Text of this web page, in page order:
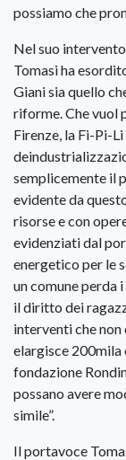
possiamo che
Nel suo
Tomasi ha
Giani sia quello
riforme. Che vuol
Firenze, la Fi-Pi-
semplicemente il
evidente da
risorse e con
evidenziati dal
energetico per le
un comune perda
il diritto dei
interventi che
elargisce 200mila
fondazione
possano avere
simile”.
Il portavoce